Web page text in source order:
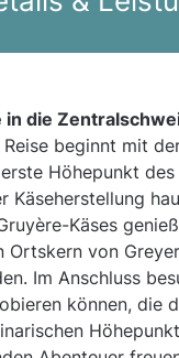
in die
beginnt mit
Höhepunkt
Käseherstellung
Käses
Ortskern von
Im Anschluss
können, die